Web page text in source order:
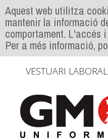
Aquest web utilitza
mantenir la informació
comportament. L'accés
Per a més informació,
VESTUARI